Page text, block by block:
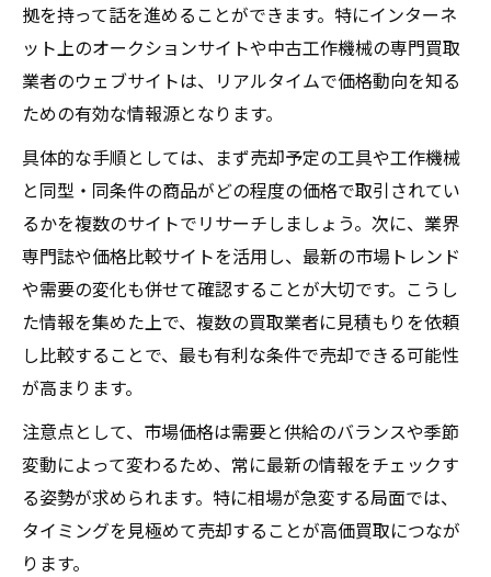
複数業者の工作機械買取相場を徹底比較
工作機械買取で損しない比較ポイント
査定額アップに直結する情報収集術
高く売るための工作機械相場比較のコツ
工具卸で損しない査定のコツとは
工作機械買取で評価が上がるポイント整理
査定前に実践したい清掃と付属品の確認
まとめ売りと単品売りの損得を比較する
動作品とジャンク品の査定差を把握しよう
ブランドや型番による査定基準の違い
納得できる買取先を選ぶ方法
工作機械買取で信頼できる業者選びの基準
工具卸とその他買取先の特徴を比較する
査定額以外で見るべき買取先のチェックポ
拠を持って話を進めることができます。特にインターネ
ット上のオークションサイトや中古工作機械の専門買取
業者のウェブサイトは、リアルタイムで価格動向を知る
ための有効な情報源となります。
具体的な手順としては、まず売却予定の工具や工作機械
と同型・同条件の商品がどの程度の価格で取引されてい
るかを複数のサイトでリサーチしましょう。次に、業界
専門誌や価格比較サイトを活用し、最新の市場トレンド
や需要の変化も併せて確認することが大切です。こうし
た情報を集めた上で、複数の買取業者に見積もりを依頼
し比較することで、最も有利な条件で売却できる可能性
が高まります。
注意点として、市場価格は需要と供給のバランスや季節
変動によって変わるため、常に最新の情報をチェックす
る姿勢が求められます。特に相場が急変する局面では、
タイミングを見極めて売却することが高価買取につなが
ります。